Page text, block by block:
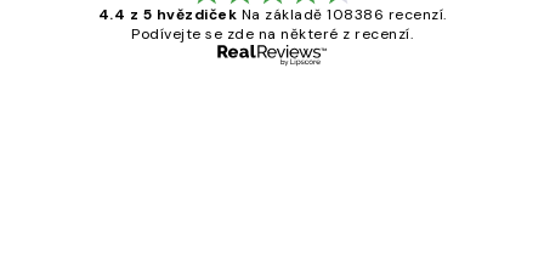
4.4 z 5 hvězdiček Na základě 108386 recenzí.
Podívejte se zde na některé z recenzí.